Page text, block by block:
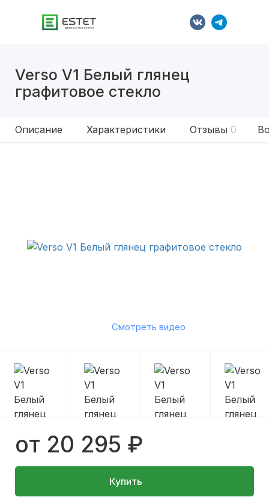
Verso V1 Белый глянец
графитовое стекло
Описание Характеристики Отзывы 0
Смотреть видео
от 20 295 ₽
Купить